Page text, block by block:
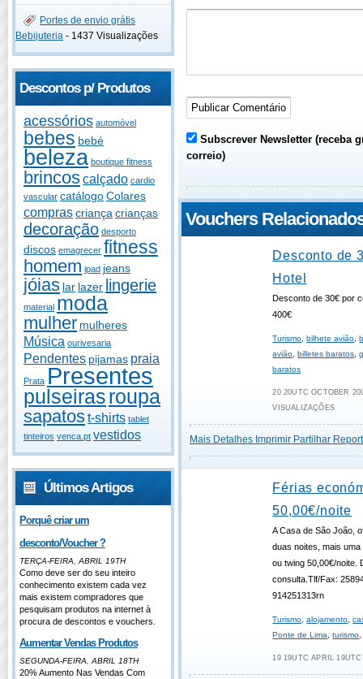
Portes de envio grátis
Bebijuteria - 1437 Visualizações
Descontos p/ Produtos
acessórios automóvel
bebes bebé
beleza boutique fitness
brincoscalçado cardio
vascular catálogo Colares
compras criança crianças
decoração desporto
discos emagrecer fitness
homem ipad jeans
jóias lar lazer lingerie
material moda
mulher mulheres
Música ourivesaria
Pendentes pijamas praia
Prata Presentes
pulseirasroupa
sapatost-shirts tablet
tinteiros venca.pt vestidos
Últimos Artigos
Porquê criar um
desconto/Voucher ?
TERÇA-FEIRA, ABRIL 19TH
Como deve ser do seu inteiro
conhecimento existem cada vez
mais existem compradores que
pesquisam produtos na internet à
procura de descontos e vouchers.
Aumentar Vendas Produtos
SEGUNDA-FEIRA, ABRIL 18TH
20% Aumento Nas Vendas Com
Subscrever Newsletter (receba
correio)
Vouchers
Desconto de
Hotel
Desconto de 30€ por
400€
Turismo ,bilhete avião ,
avião ,billetes baratos ,
baratos
20 20UTC OCTOBER
VISUALIZAÇÕES
Mais Detalhes Imprimir Partilhar
Férias
50,00€/noite
A Casa de São João,
duas noites, mais
ou twing 50,00€/noite.
consulta.Tlf/Fax:
914251313rn
Turismo ,alojamento ,
Ponte de Lima
,turismo
19 19UTC APRIL